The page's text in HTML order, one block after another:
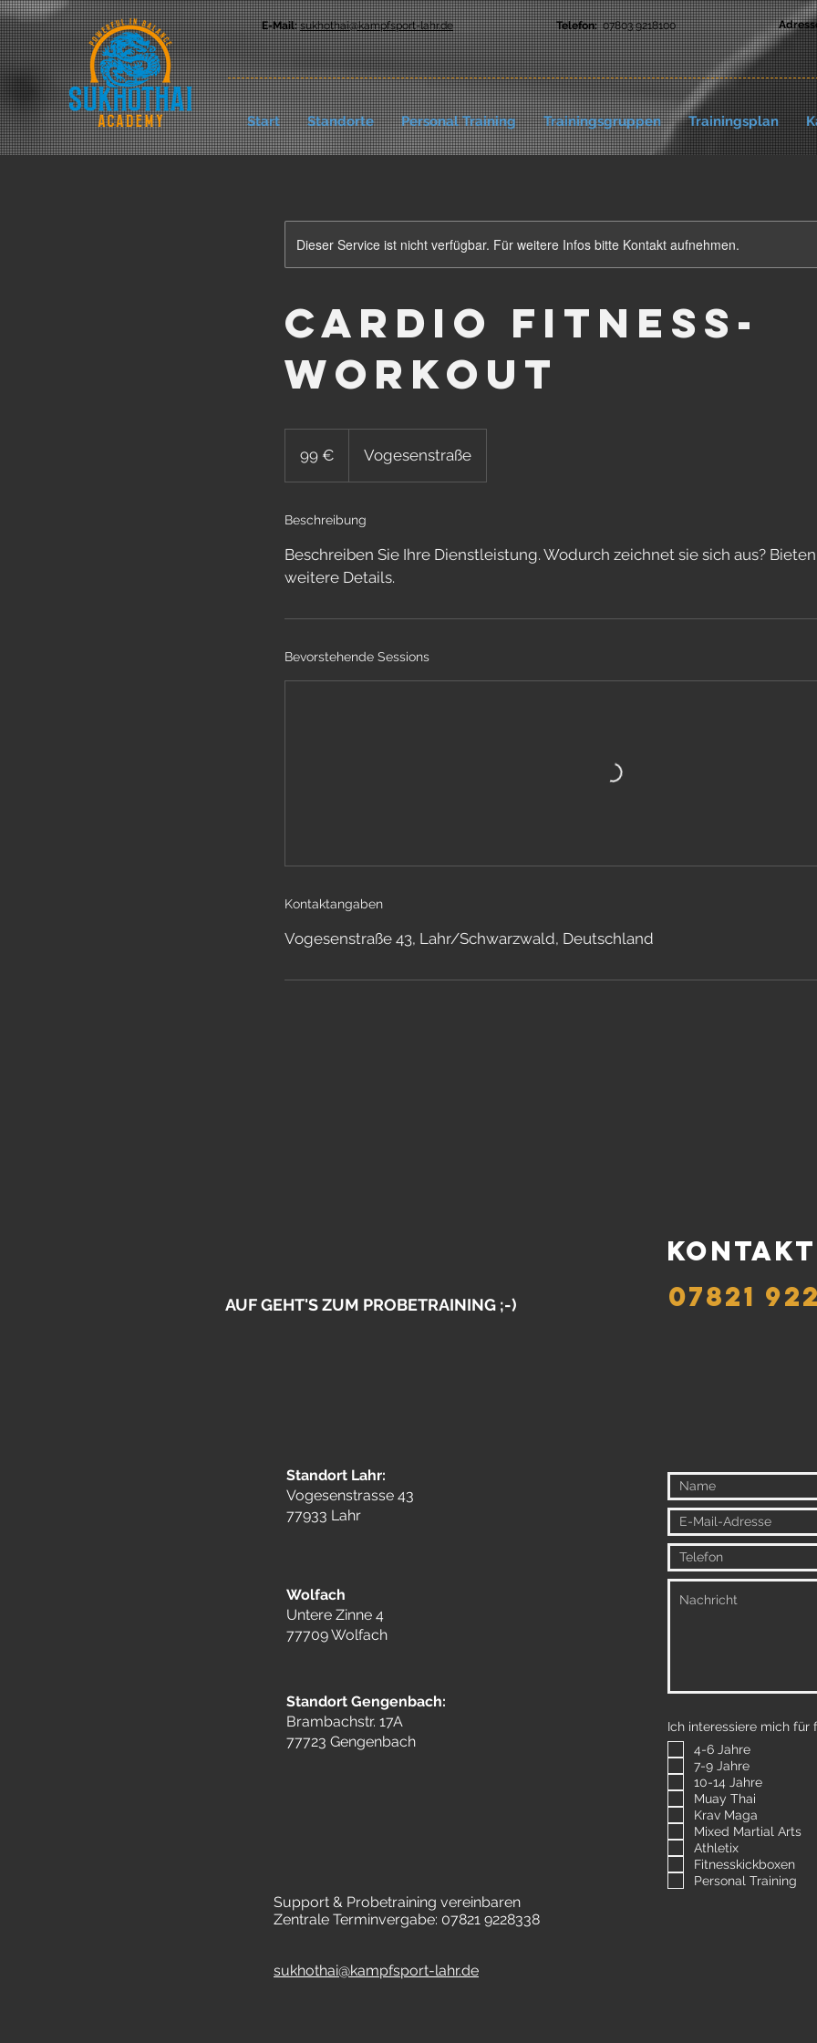
E-Mail: sukhothai@kampfsport-lahr.de Telefon:07803 9218100
Start Standorte Personal Training Trainingsgruppen Trainingsplan
Dieser Service ist nicht verfügbar. Für weitere Infos bitte Kontakt aufnehmen.
Cardio Fitness-
Workout
99 € Vogesenstraße
Beschreibung
Beschreiben Sie Ihre Dienstleistung. Wodurch zeichnet sie sich aus?
weitere Details.
Bevorstehende Sessions
Kontaktangaben
Vogesenstraße 43, Lahr/Schwarzwald, Deutschland
KONTAKT
AUF GEHT'S ZUM PROBETRAINING ;-) 07821
Standort Lahr:
Vogesenstrasse 43
77933 Lahr
Wolfach
Untere Zinne 4
77709 Wolfach
Standort Gengenbach:
Brambachstr. 17A
77723 Gengenbach
Support & Probetraining vereinbaren
Zentrale Terminvergabe: 07821 9228338
sukhothai@kampfsport-lahr.de
Ich interessiere mich
4-6 Jahre
7-9 Jahre
10-14 Jahre
Muay Thai
Krav Maga
Mixed Martial Arts
Athletix
Fitnesskickboxen
Personal Training